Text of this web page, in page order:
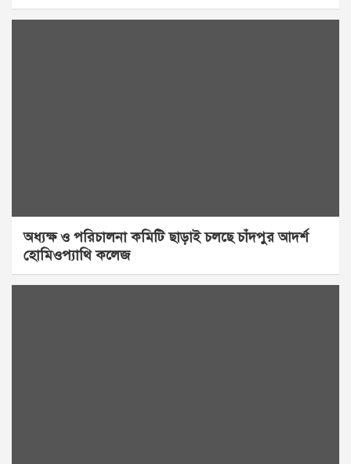
অধ্যক্ষ ও পরিচালনা কমিটি ছাড়াই চলছে চাঁদপুর আদর্শ
হোমিওপ্যাথি কলেজ